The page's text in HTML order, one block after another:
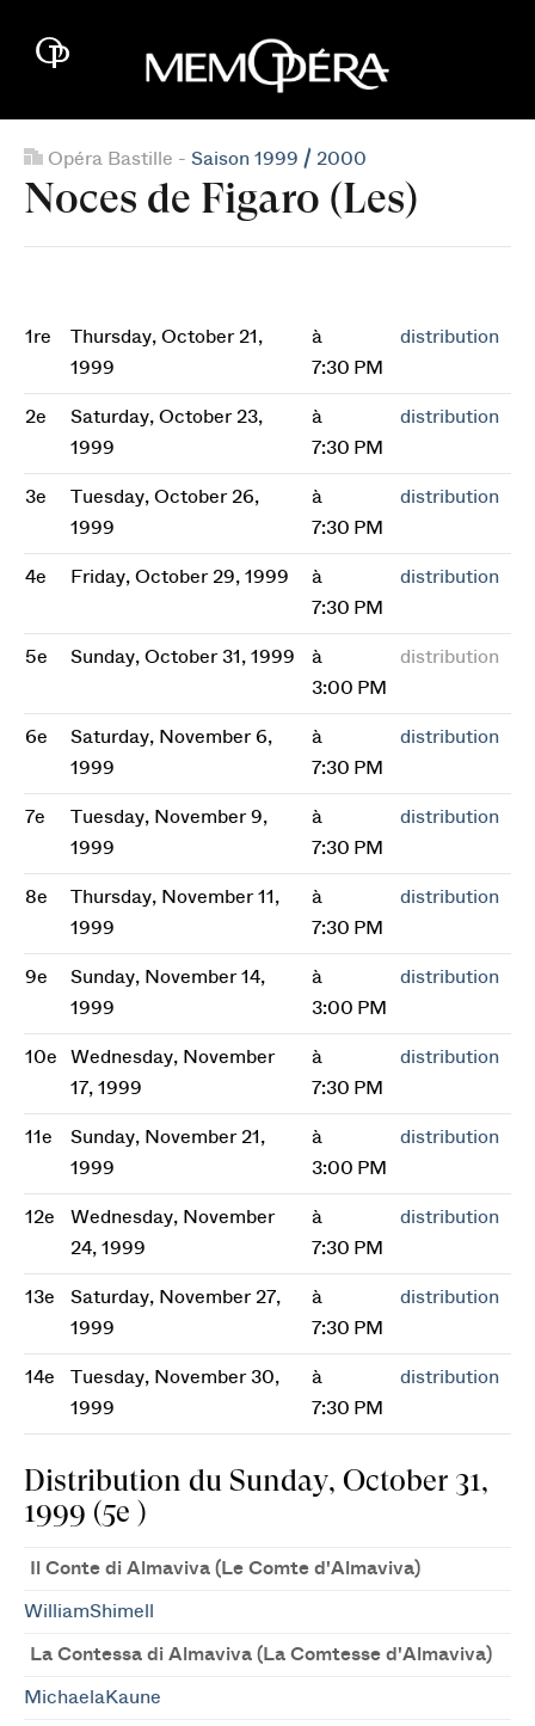
Opéra Bastille - Saison 1999 / 2000
Noces de Figaro (Les)
1re
Thursday, October 21,
1999
à
7:30 PM
distribution
2e
Saturday, October 23,
1999
à
7:30 PM
distribution
3e
Tuesday, October 26,
1999
à
7:30 PM
distribution
4e Friday, October 29, 1999
à
7:30 PM
distribution
5e Sunday, October 31, 1999
à
3:00 PM
distribution
6e
Saturday, November 6,
1999
à
7:30 PM
distribution
7e
Tuesday, November 9,
1999
à
7:30 PM
distribution
8e
Thursday, November 11,
1999
à
7:30 PM
distribution
9e
Sunday, November 14,
1999
à
3:00 PM
distribution
10e
Wednesday, November
17, 1999
à
7:30 PM
distribution
11e
Sunday, November 21,
1999
à
3:00 PM
distribution
12e
Wednesday, November
24, 1999
à
7:30 PM
distribution
13e
Saturday, November 27,
1999
à
7:30 PM
distribution
14e
Tuesday, November 30,
1999
à
7:30 PM
distribution
Distribution du Sunday, October 31,
1999 (5e )
Il Conte di Almaviva (Le Comte d'Almaviva)
WilliamShimell
La Contessa di Almaviva (La Comtesse d'Almaviva)
MichaelaKaune